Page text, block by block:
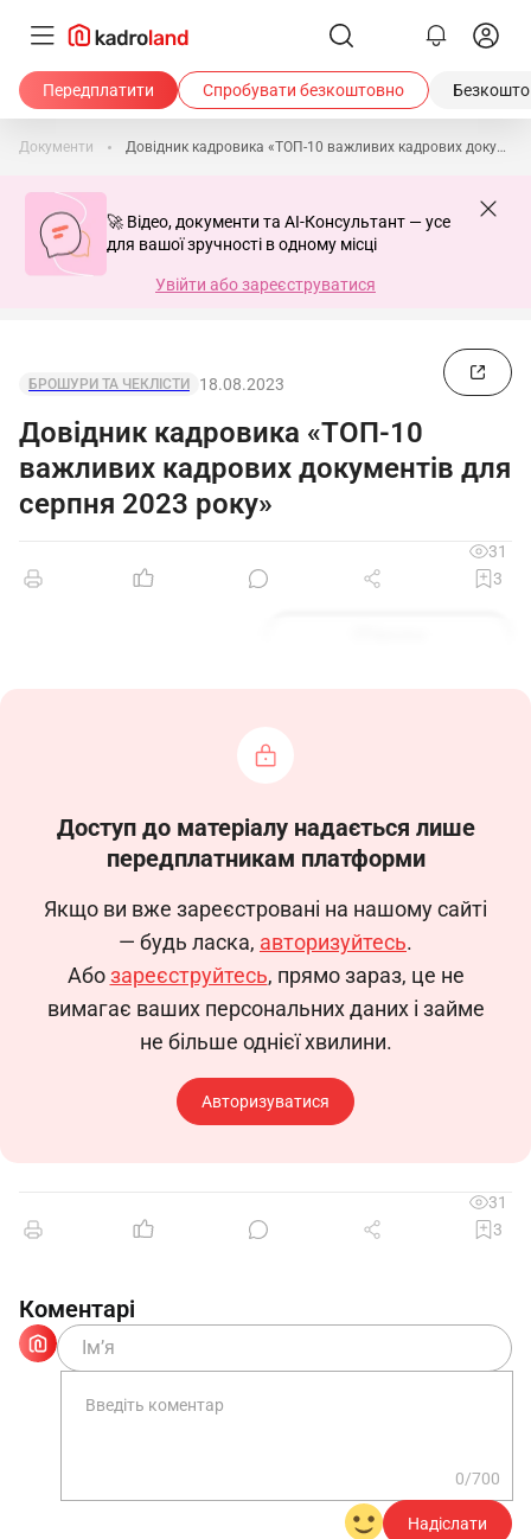
Передплатити Спробувати безкоштовно
Документи Довідник кадровика «ТОП-10 важливих кадрових документів для серпня 2023 року»
🚀 Відео, документи та AI-Консультант — усе
для вашої зручності в одному місці
Увійти або зареєструватися
БРОШУРИ ТА ЧЕКЛІСТИ 18.08.2023
Довідник кадровика «ТОП-10
важливих кадрових документів для
серпня 2023 року»
31
3
Доступ до матеріалу надається лише
передплатникам платформи
Якщо ви вже зареєстровані на нашому сайті
— будь ласка, авторизуйтесь.
Абозареєструйтесь, прямо зараз, це не
вимагає ваших персональних даних і займе
не більше однієї хвилини.
Авторизуватися
31
3
Коментарі
0/700
Надіслати